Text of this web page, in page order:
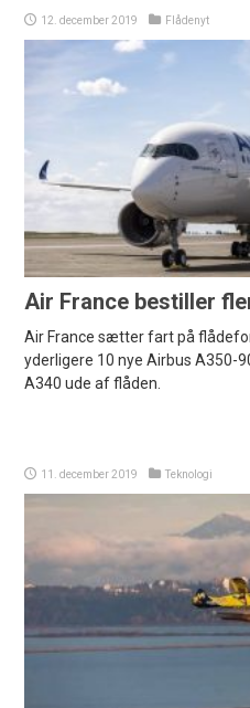
12. december 2019 Flådenyt
Air France bestiller
Air France sætter fart på
yderligere 10 nye Airbus A350-
A340 ude af flåden.
11. december 2019 Teknologi